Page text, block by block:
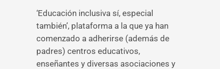
‘Educación inclusiva sí, especial
también’, plataforma a la que ya han
comenzado a adherirse (además de
padres) centros educativos,
enseñantes y diversas asociaciones y